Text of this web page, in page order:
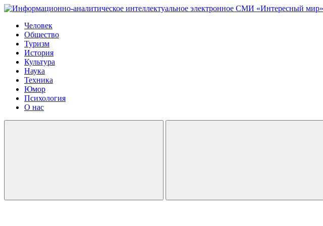
Человек
Общество
Туризм
История
Культура
Наука
Техника
Юмор
Психология
О нас